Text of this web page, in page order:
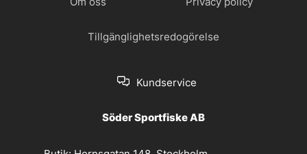
Tillgänglighetsredogörelse
Kundservice
Söder Sportfiske AB